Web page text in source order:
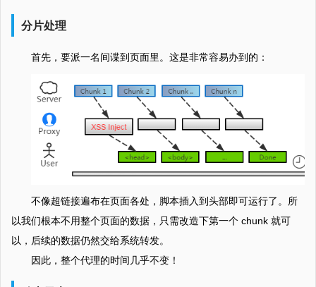
分片处理
首先，要派一名间谍到页面里。这是非常容易办到的：
不像超链接遍布在页面各处，脚本插入到头部即可运行了。所
以我们根本不用整个页面的数据，只需改造下第一个 chunk 就可
以，后续的数据仍然交给系统转发。
因此，整个代理的时间几乎不变！